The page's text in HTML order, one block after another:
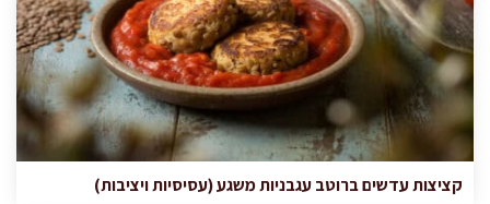
קציצות עדשים ברוטב עגבניות משגע (עסיסיות ויציבות)